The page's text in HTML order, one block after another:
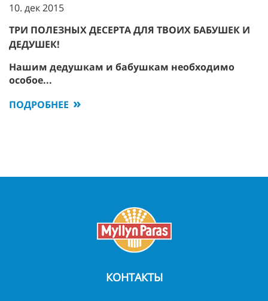
10. дек 2015
ТРИ ПОЛЕЗНЫХ ДЕСЕРТА ДЛЯ ТВОИХ БАБУШЕК И
ДЕДУШЕК!
Нашим дедушкам и бабушкам необходимо
особое...
ПОДРОБНЕЕ
КОНТАКТЫ